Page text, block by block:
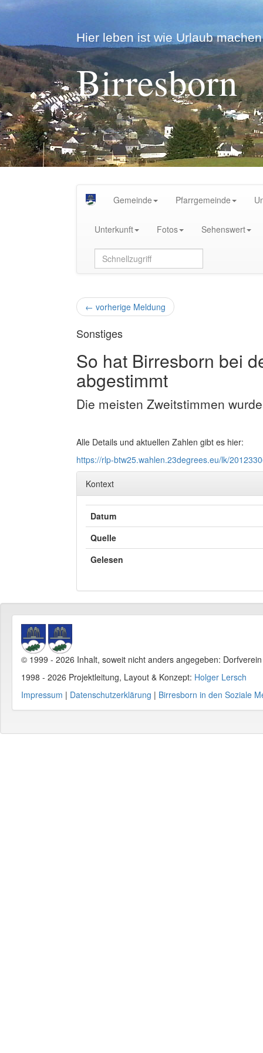
Hier leben ist wie Urlaub
Birresborn
Gemeinde Pfarrgemeinde
Unterkunft Fotos Sehenswert
← vorherige Meldung
Sonstiges
So hat Birresborn bei
abgestimmt
Die meisten Zweitstimmen
Alle Details und aktuellen Zahlen gibt es hier:
https://rlp-btw25.wahlen.23degrees.eu/lk/
Kontext
Datum
Quelle
Gelesen
© 1999 - 2026 Inhalt, soweit nicht anders angegeben:
1998 - 2026 Projektleitung, Layout & Konzept: Holger Lersch
Impressum | Datenschutzerklärung | Birresborn in den Soziale